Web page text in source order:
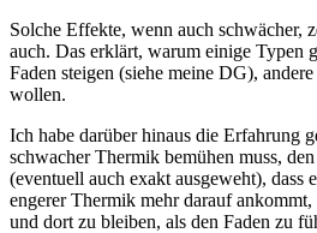
Solche Effekte, wenn auch schwächer,
auch. Das erklärt, warum einige Typen
Faden steigen (siehe meine DG),
wollen.
Ich habe darüber hinaus die Erfahrung
schwacher Thermik bemühen muss,
(eventuell auch exakt ausgeweht), dass
engerer Thermik mehr darauf
und dort zu bleiben, als den Faden zu